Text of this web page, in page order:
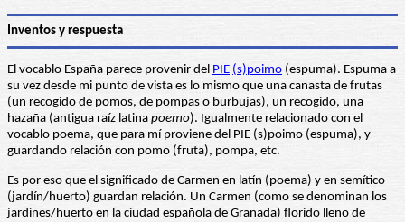
Inventos y respuesta
El vocablo España parece provenir del PIE (s)poimo (espuma). Espuma a
su vez desde mi punto de vista es lo mismo que una canasta de frutas
(un recogido de pomos, de pompas o burbujas), un recogido, una
hazaña (antigua raíz latina poemo). Igualmente relacionado con el
vocablo poema, que para mí proviene del PIE (s)poimo (espuma), y
guardando relación con pomo (fruta), pompa, etc.
Es por eso que el significado de Carmen en latín (poema) y en semítico
(jardín/huerto) guardan relación. Un Carmen (como se denominan los
jardines/huerto en la ciudad española de Granada) florido lleno de